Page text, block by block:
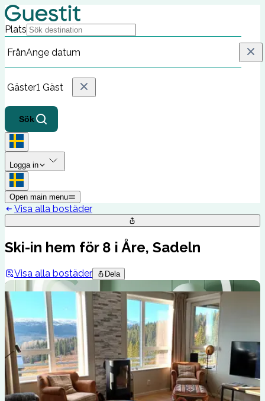
Plats
FrånAnge datum
Gäster1 Gäst
Sök
Logga in
Open main menu
Visa alla bostäder
Ski-in hem för 8 i Åre, Sadeln
Visa alla bostäder Dela